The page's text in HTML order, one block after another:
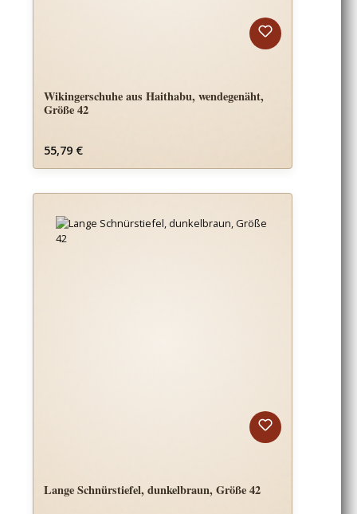
Wikingerschuhe aus Haithabu, wendegenäht,
Größe 42
Regulärer Preis:
55,79 €
Lange Schnürstiefel, dunkelbraun, Größe 42